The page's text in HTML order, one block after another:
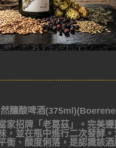
然釀酸啤酒
家招牌「老葛茲」。完美
，並在瓶中進行二次發酵
衡、酸度俐落，是認識該酒